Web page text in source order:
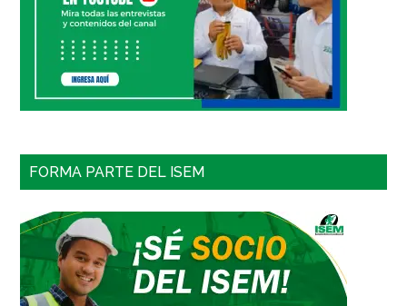
FORMA PARTE DEL ISEM